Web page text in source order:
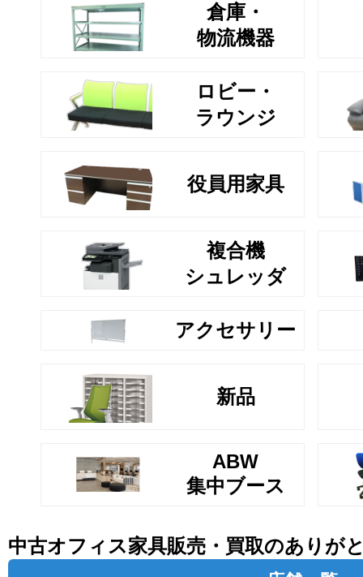
倉庫・
物流機器
ロビー・
ラウンジ
役員用家具
複合機
シュレッダ
アクセサリー
新品
ABW
集中ブース
中古オフィス家具販売・買取のありが